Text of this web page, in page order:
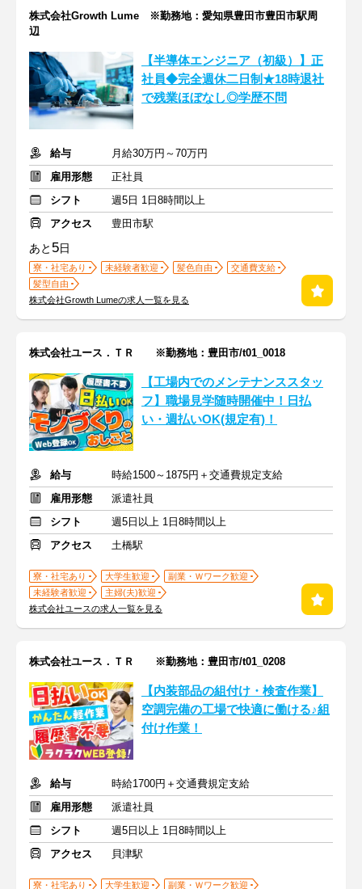
株式会社Growth Lume ※勤務地：愛知県豊田市豊田市駅周
辺
【半導体エンジニア（初級）】正
社員◆完全週休二日制★18時退社
で残業ほぼなし◎学歴不問
給与
月給30万円～70万円
雇用形態
正社員
シフト
週5日 1日8時間以上
アクセス
豊田市駅
あと 5日
寮・社宅あり 未経験者歓迎 髪色自由
交通費支給
髪型自由
株式会社Growth Lumeの求人一覧を見る
株式会社ユース．ＴＲ ※勤務地：豊田市/t01_0018
【工場内でのメンテナンススタッ
フ】職場見学随時開催中！日払
い・週払いOK(規定有)！
給与
時給1500～1875円＋交通費規定支給
雇用形態
派遣社員
シフト
週5日以上 1日8時間以上
アクセス
土橋駅
寮・社宅あり 大学生歓迎
副業・Ｗワーク歓迎
未経験者歓迎
主婦(夫)歓迎
株式会社ユースの求人一覧を見る
株式会社ユース．ＴＲ ※勤務地：豊田市/t01_0208
【内装部品の組付け・検査作業】
空調完備の工場で快適に働ける♪組
付け作業！
給与
時給1700円＋交通費規定支給
雇用形態
派遣社員
シフト
週5日以上 1日8時間以上
アクセス
貝津駅
寮・社宅あり 大学生歓迎 副業・Ｗワーク歓迎